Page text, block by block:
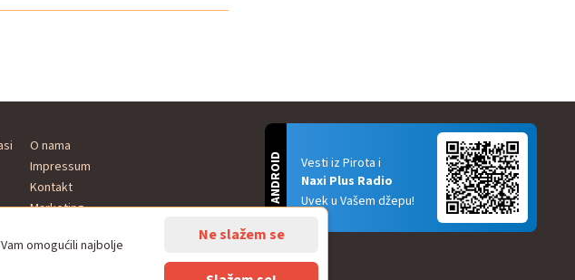
O nama
Impressum
Kontakt
Marketing
Vesti iz Pirota i
Naxi Plus Radio
Uvek u Vašem džepu!
ANDROID
omogućili najbolje
Ne slažem se